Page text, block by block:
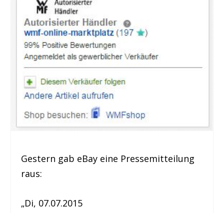
Gestern gab eBay eine Pressemitteilung
raus:
„Di, 07.07.2015